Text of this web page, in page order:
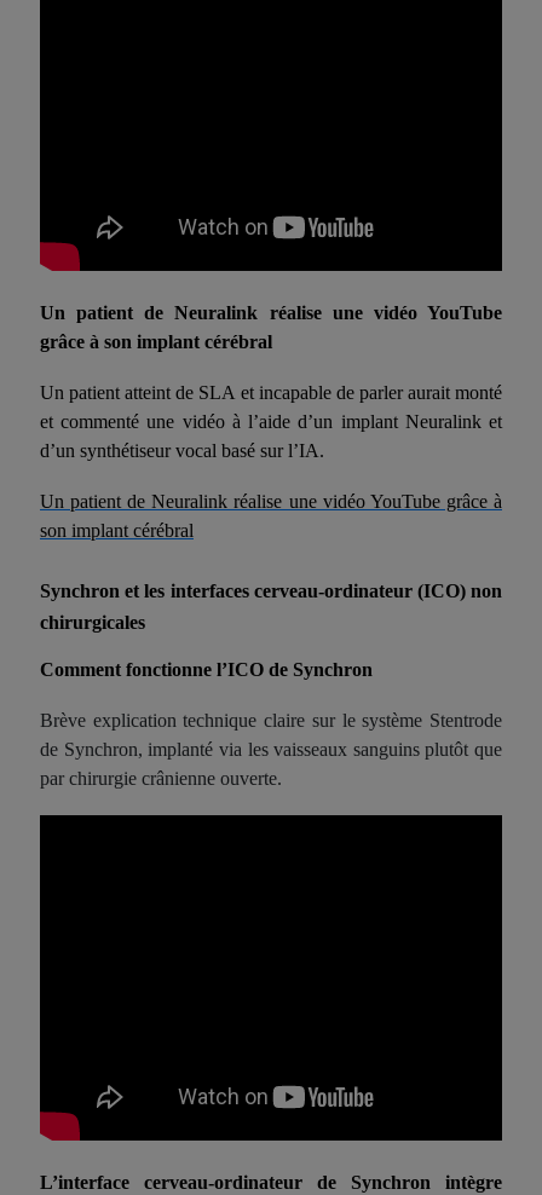
Un patient de Neuralink réalise une vidéo YouTube
grâce à son implant cérébral
Un patient atteint de SLA et incapable de parler aurait monté
et commenté une vidéo à l’aide d’un implant Neuralink et
d’un synthétiseur vocal basé sur l’IA.
Un patient de Neuralink réalise une vidéo YouTube grâce à
son implant cérébral
Synchron et les interfaces cerveau-ordinateur (ICO) non
chirurgicales
Comment fonctionne l’ICO de Synchron
Brève explication technique claire sur le système Stentrode
de Synchron, implanté via les vaisseaux sanguins plutôt que
par chirurgie crânienne ouverte.
L’interface cerveau-ordinateur de Synchron intègre